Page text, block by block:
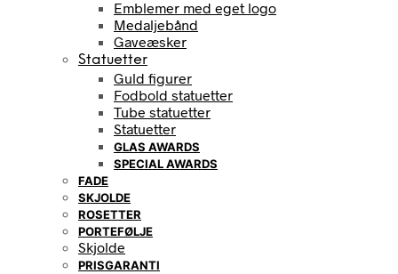
Emblemer med eget logo
Medaljebånd
Gaveæsker
Statuetter
Guld figurer
Fodbold statuetter
Tube statuetter
Statuetter
GLAS AWARDS
SPECIAL AWARDS
FADE
SKJOLDE
ROSETTER
PORTEFØLJE
Skjolde
PRISGARANTI